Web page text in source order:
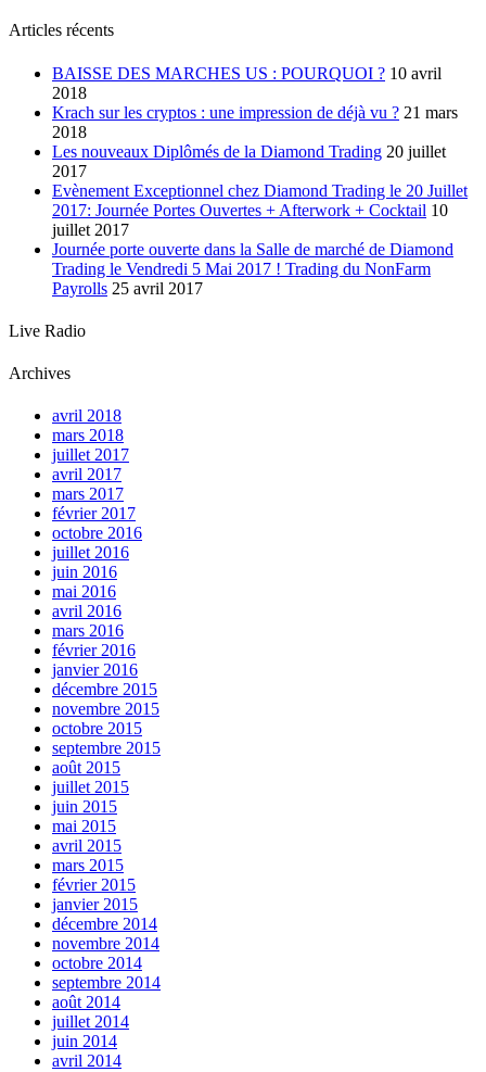
Articles récents
BAISSE DES MARCHES US : POURQUOI ? 10 avril
2018
Krach sur les cryptos : une impression de déjà vu ? 21 mars
2018
Les nouveaux Diplômés de la Diamond Trading 20 juillet
2017
Evènement Exceptionnel chez Diamond Trading le 20 Juillet
2017: Journée Portes Ouvertes + Afterwork + Cocktail 10
juillet 2017
Journée porte ouverte dans la Salle de marché de Diamond
Trading le Vendredi 5 Mai 2017 ! Trading du NonFarm
Payrolls 25 avril 2017
Live Radio
Archives
avril 2018
mars 2018
juillet 2017
avril 2017
mars 2017
février 2017
octobre 2016
juillet 2016
juin 2016
mai 2016
avril 2016
mars 2016
février 2016
janvier 2016
décembre 2015
novembre 2015
octobre 2015
septembre 2015
août 2015
juillet 2015
juin 2015
mai 2015
avril 2015
mars 2015
février 2015
janvier 2015
décembre 2014
novembre 2014
octobre 2014
septembre 2014
août 2014
juillet 2014
juin 2014
avril 2014